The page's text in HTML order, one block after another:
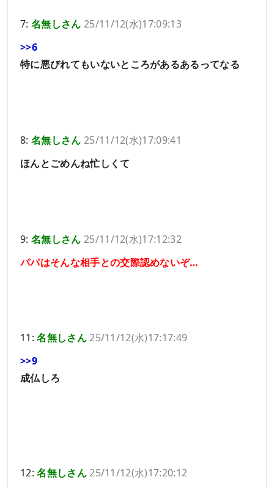
7: 名無しさん 25/11/12(水)17:09:13
>>6
特に悪びれてもいないところがあるあるってなる
8: 名無しさん 25/11/12(水)17:09:41
ほんとごめんね忙しくて
9: 名無しさん 25/11/12(水)17:12:32
パパはそんな相手との交際認めないぞ…
11:名無しさん25/11/12(水)17:17:49
>>9
成仏しろ
12:名無しさん25/11/12(水)17:20:12